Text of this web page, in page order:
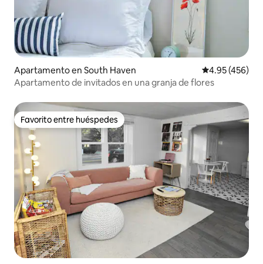
Apartamento en South Haven Calificación
4.95 (456)
Apartamento de invitados en una granja de flores
Favorito entre huéspedes
Favorito entre huéspedes